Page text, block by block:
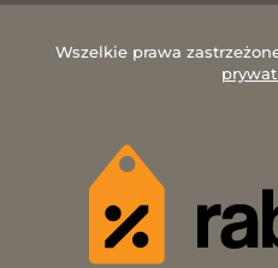
Wszelkie prawa